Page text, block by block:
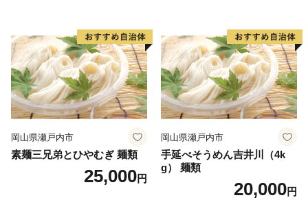
岡山県瀬戸内市
素麺三兄弟とひやむぎ 麺類
25,000円
岡山県瀬戸内市
手延べそうめん吉井川（4k
g） 麺類
20,000円